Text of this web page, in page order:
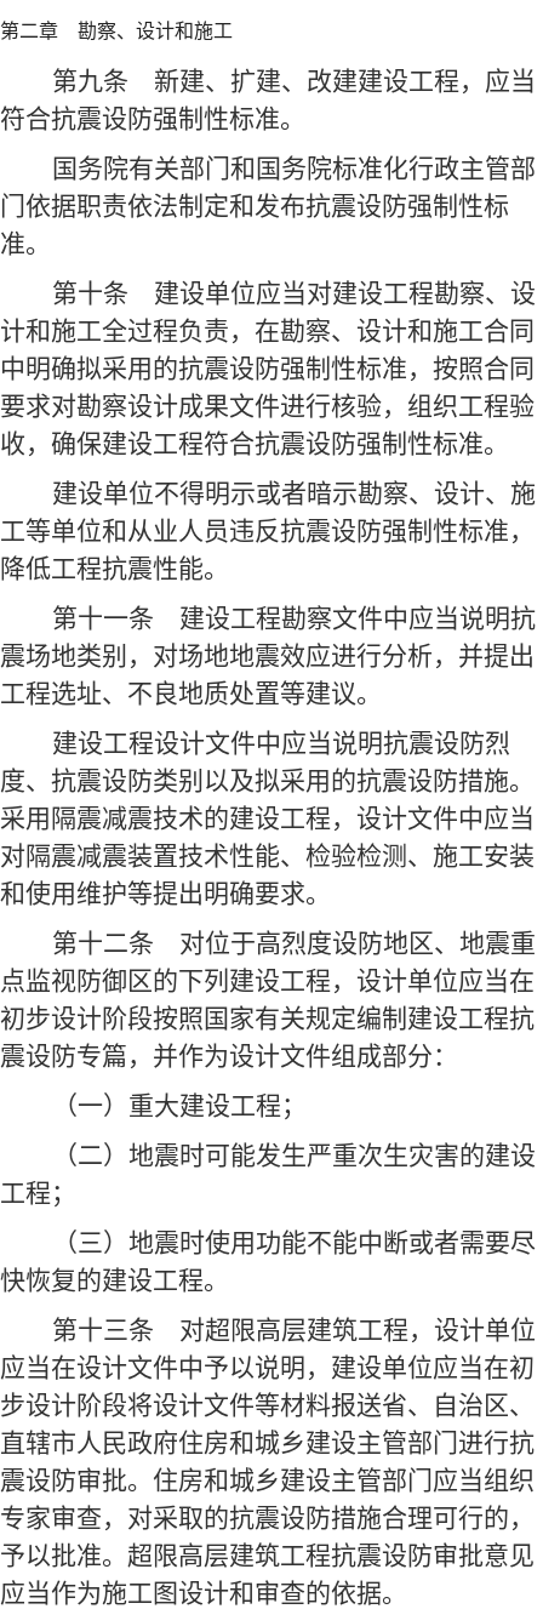
第二章 勘察、设计和施工
第九条 新建、扩建、改建建设工程，应当
符合抗震设防强制性标准。
国务院有关部门和国务院标准化行政主管部
门依据职责依法制定和发布抗震设防强制性标
准。
第十条 建设单位应当对建设工程勘察、设
计和施工全过程负责，在勘察、设计和施工合同
中明确拟采用的抗震设防强制性标准，按照合同
要求对勘察设计成果文件进行核验，组织工程验
收，确保建设工程符合抗震设防强制性标准。
建设单位不得明示或者暗示勘察、设计、施
工等单位和从业人员违反抗震设防强制性标准，
降低工程抗震性能。
第十一条 建设工程勘察文件中应当说明抗
震场地类别，对场地地震效应进行分析，并提出
工程选址、不良地质处置等建议。
建设工程设计文件中应当说明抗震设防烈
度、抗震设防类别以及拟采用的抗震设防措施。
采用隔震减震技术的建设工程，设计文件中应当
对隔震减震装置技术性能、检验检测、施工安装
和使用维护等提出明确要求。
第十二条 对位于高烈度设防地区、地震重
点监视防御区的下列建设工程，设计单位应当在
初步设计阶段按照国家有关规定编制建设工程抗
震设防专篇，并作为设计文件组成部分：
（一）重大建设工程；
（二）地震时可能发生严重次生灾害的建设
工程；
（三）地震时使用功能不能中断或者需要尽
快恢复的建设工程。
第十三条 对超限高层建筑工程，设计单位
应当在设计文件中予以说明，建设单位应当在初
步设计阶段将设计文件等材料报送省、自治区、
直辖市人民政府住房和城乡建设主管部门进行抗
震设防审批。住房和城乡建设主管部门应当组织
专家审查，对采取的抗震设防措施合理可行的，
予以批准。超限高层建筑工程抗震设防审批意见
应当作为施工图设计和审查的依据。